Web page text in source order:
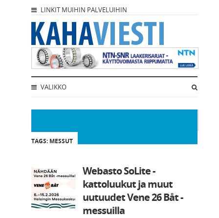
LINKIT MUIHIN PALVELUIHIN
VALIKKO
TAGS: MESSUT
Webasto SoLite -
kattoluukut ja muut
uutuudet Vene 26 Båt -
messuilla